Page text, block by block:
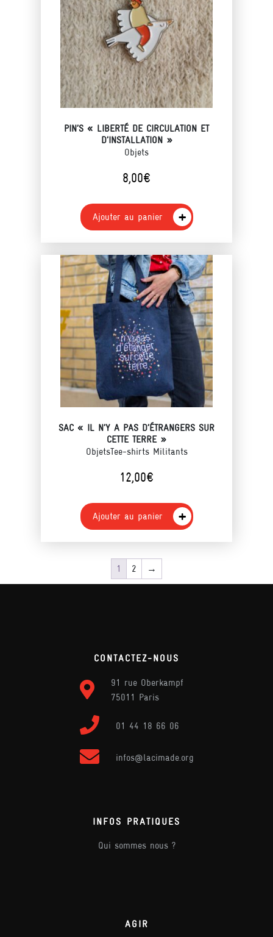
PIN’S « LIBERTÉ DE CIRCULATION ET
D’INSTALLATION »
Objets
8,00€
Ajouter au panier
SAC « IL N’Y A PAS D’ÉTRANGERS SUR
CETTE TERRE »
ObjetsTee-shirts Militants
12,00€
Ajouter au panier
1 2 →
CONTACTEZ-NOUS
91 rue Oberkampf
75011 Paris
01 44 18 66 06
infos@lacimade.org
INFOS PRATIQUES
Qui sommes nous ?
AGIR